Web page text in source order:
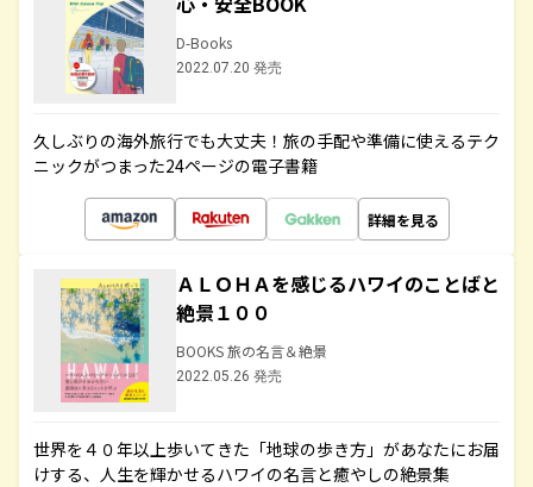
D-Books
2022.07.20 発売
久しぶりの海外旅行でも大丈夫！旅の手配や準備に使えるテク
ニックがつまった24ページの電子書籍
詳細を見る
ＡＬＯＨＡを感じるハワイのことばと
絶景１００
BOOKS 旅の名言＆絶景
2022.05.26 発売
世界を４０年以上歩いてきた「地球の歩き方」があなたにお届
けする、人生を輝かせるハワイの名言と癒やしの絶景集